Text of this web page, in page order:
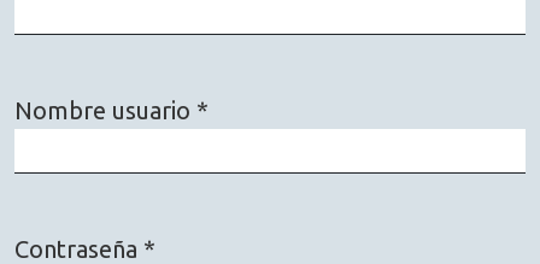
Nombre usuario *
Contraseña *